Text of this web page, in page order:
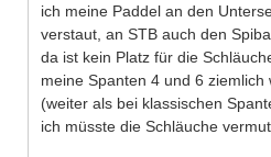
ich meine Paddel an den
verstaut, an STB auch den
da ist kein Platz für die
meine Spanten 4 und 6 ziemlich
(weiter als bei klassischen
ich müsste die Schläuche